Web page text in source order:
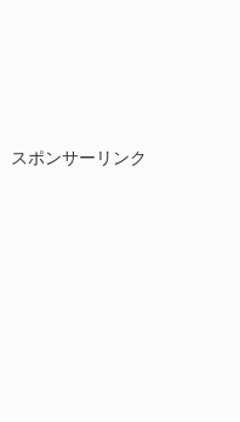
スポンサーリンク